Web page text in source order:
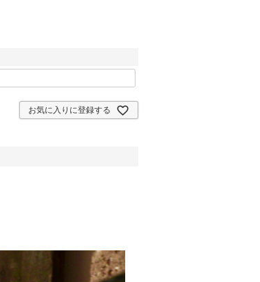
お気に入りに登録する